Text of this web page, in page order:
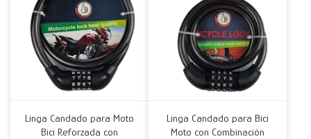
Linga Candado para Moto
Bici Reforzada con
Linga Candado para Bici
Moto con Combinación